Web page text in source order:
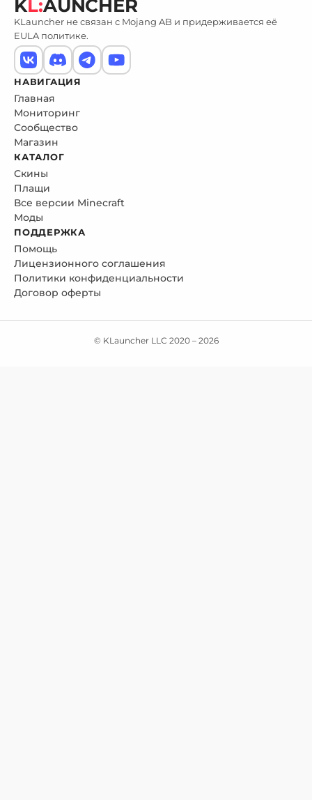
KL:AUNCHER
KLauncher не связан с Mojang AB и придерживается её
EULA политике.
НАВИГАЦИЯ
Главная
Мониторинг
Сообщество
Магазин
КАТАЛОГ
Скины
Плащи
Все версии Minecraft
Моды
ПОДДЕРЖКА
Помощь
Лицензионного соглашения
Политики конфиденциальности
Договор оферты
© KLauncher LLC 2020 – 2026